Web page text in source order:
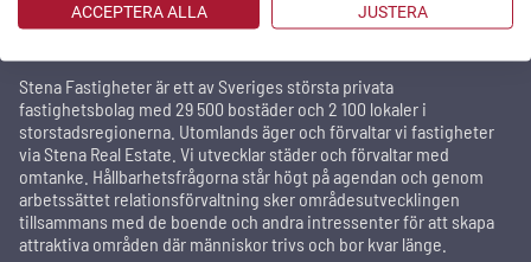
Stena Fastigheter
Stena Fastigheter är ett av Sveriges största privata
fastighetsbolag med 29 500 bostäder och 2 100 lokaler i
storstadsregionerna. Utomlands äger och förvaltar vi fastigheter
via Stena Real Estate. Vi utvecklar städer och förvaltar med
omtanke. Hållbarhetsfrågorna står högt på agendan och genom
arbetssättet relationsförvaltning sker områdesutvecklingen
tillsammans med de boende och andra intressenter för att skapa
attraktiva områden där människor trivs och bor kvar länge.
ACCEPTERA ALLA JUSTERA